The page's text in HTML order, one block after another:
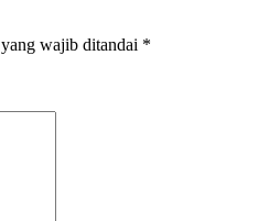
wajib ditandai *